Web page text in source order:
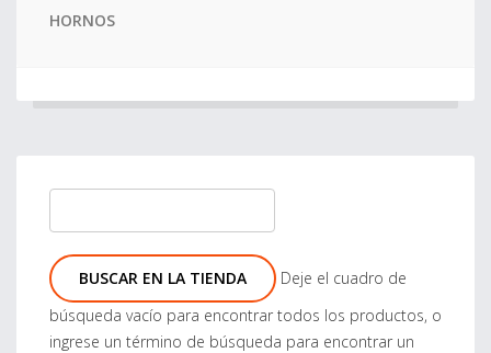
HORNOS
Deje el cuadro de
búsqueda vacío para encontrar todos los productos, o
ingrese un término de búsqueda para encontrar un